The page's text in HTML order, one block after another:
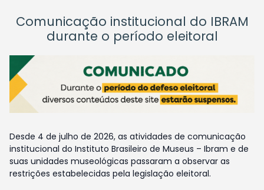
Comunicação institucional do IBRAM
durante o período eleitoral
Desde 4 de julho de 2026, as atividades de comunicação
institucional do Instituto Brasileiro de Museus – Ibram e de
suas unidades museológicas passaram a observar as
restrições estabelecidas pela legislação eleitoral.